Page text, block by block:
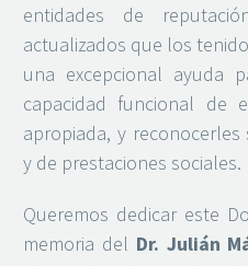
entidades de
actualizados que los
una excepcional ayuda
capacidad funcional de
apropiada, y
y de prestaciones sociales.
Queremos dedicar este
memoria del Dr. Julián